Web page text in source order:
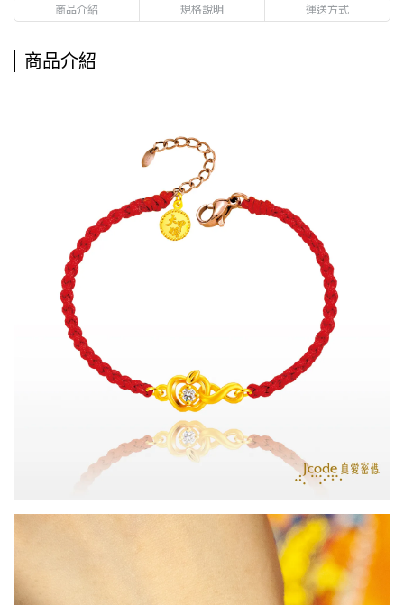
商品介紹 規格說明 運送方式
商品介紹